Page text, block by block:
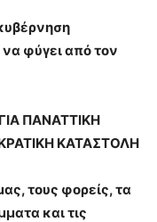
να φύγει από τον
ΠΑΝΑΤTIΚΗ
ΚΑΤΑΣΤΟΛΗ
τους φορείς, τα
και τις